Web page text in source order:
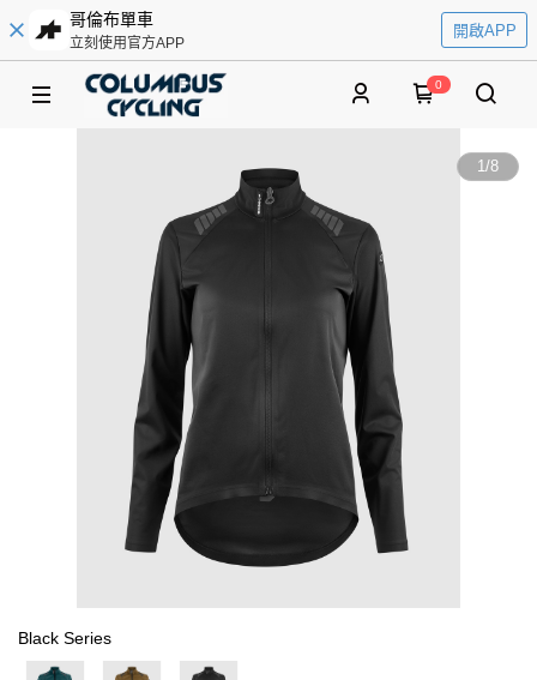
哥倫布單車
立刻使用官方APP
開啟APP
0
1/8
Black Series